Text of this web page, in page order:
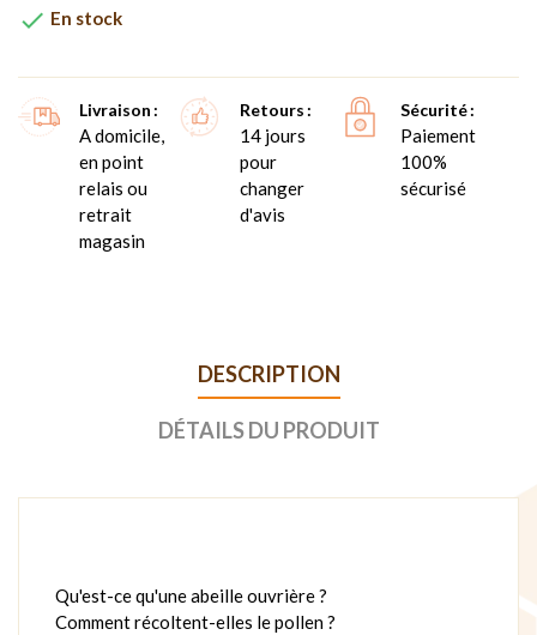
 En stock
Livraison
A domicile,
en point
relais ou
retrait
magasin
Retours
14 jours
pour
changer
d'avis
Sécurité
Paiement
100%
sécurisé
DESCRIPTION
DÉTAILS DU PRODUIT
Qu'est-ce qu'une abeille ouvrière ?
Comment récoltent-elles le pollen ?